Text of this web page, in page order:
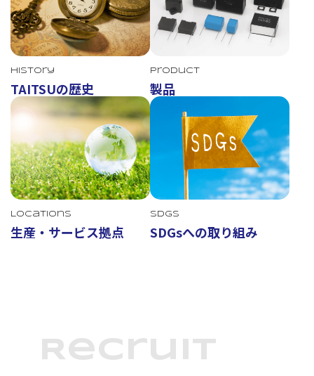
TAITSU
History
TAITSUの歴史
Product
製品
Locations
生産・サービス拠点
SDGs
SDGsへの取り組み
Recruit